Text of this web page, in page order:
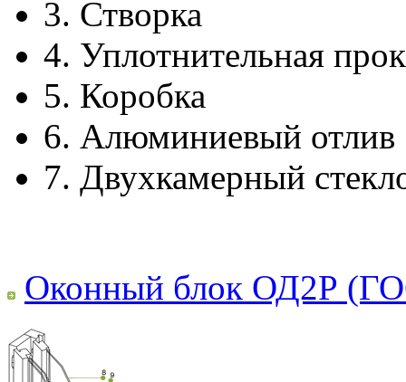
3. Створка
4. Уплотнительная
5. Коробка
6. Алюминиевый отлив
7. Двухкамерный
Оконный блок ОД2Р